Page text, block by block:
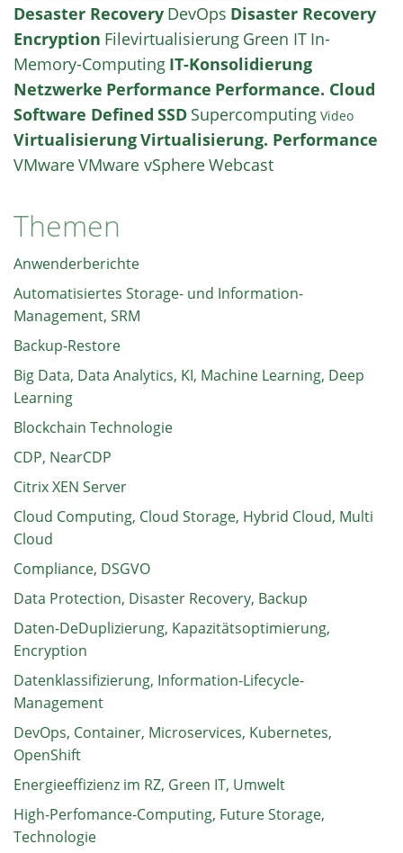
Desaster Recovery DevOps Disaster Recovery
Encryption Filevirtualisierung Green IT In-
Memory-Computing IT-Konsolidierung
Netzwerke Performance Performance. Cloud
Software Defined SSD Supercomputing Video
VirtualisierungVirtualisierung. Performance
VMwareVMware vSphereWebcast
Themen
Anwenderberichte
Automatisiertes Storage- und Information-
Management, SRM
Backup-Restore
Big Data, Data Analytics, KI, Machine Learning, Deep
Learning
Blockchain Technologie
CDP, NearCDP
Citrix XEN Server
Cloud Computing, Cloud Storage, Hybrid Cloud, Multi
Cloud
Compliance, DSGVO
Data Protection, Disaster Recovery, Backup
Daten-DeDuplizierung, Kapazitätsoptimierung,
Encryption
Datenklassifizierung, Information-Lifecycle-
Management
DevOps, Container, Microservices, Kubernetes,
OpenShift
Energieeffizienz im RZ, Green IT, Umwelt
High-Perfomance-Computing, Future Storage,
Technologie